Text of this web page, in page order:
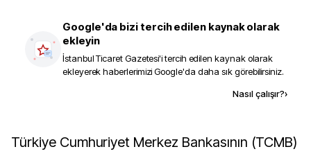
Google'da bizi tercih edilen kaynak olarak
ekleyin
İstanbul Ticaret Gazetesi'i tercih edilen kaynak olarak
ekleyerek haberlerimizi Google'da daha sık görebilirsiniz.
Nasıl çalışır?›
Türkiye Cumhuriyet Merkez Bankasının (TCMB)